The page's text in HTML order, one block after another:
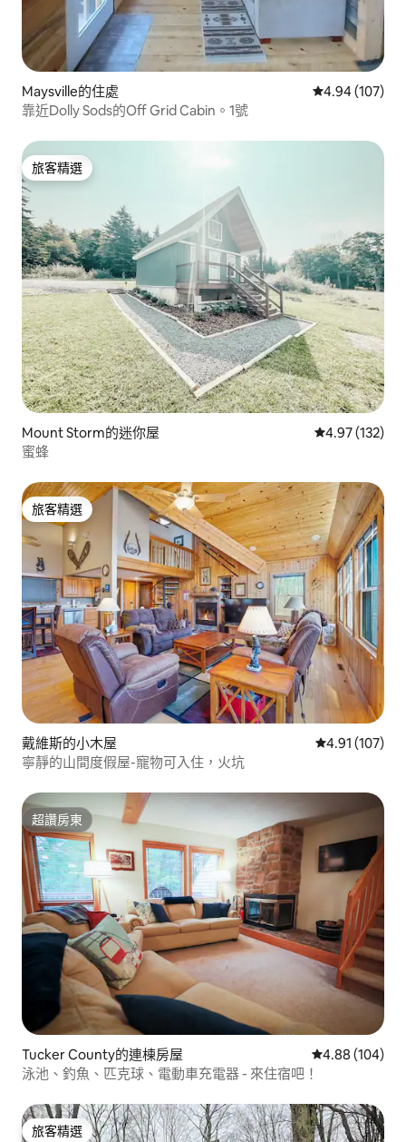
Maysville的住處 從 107 則評價
4.94 (107)
靠近Dolly Sods的Off Grid Cabin。1號
旅客精選
旅客精選
Mount Storm的迷你屋 從 132 則評價
4.97 (132)
蜜蜂
旅客精選
旅客精選
戴維斯的小木屋 從 107 則評價
4.91 (107)
寧靜的山間度假屋-寵物可入住，火坑
超讚房東
超讚房東
Tucker County的連棟房屋 從 104 則評價
4.88 (104)
泳池、釣魚、匹克球、電動車充電器 - 來住宿吧！
旅客精選